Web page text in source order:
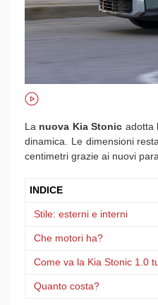
La nuova Kia Stonic adotta
dinamica. Le dimensioni
centimetri grazie ai nuovi
INDICE
Stile: esterni e interni
Che motori ha?
Come va la Kia Stonic 1.0
Quanto costa?